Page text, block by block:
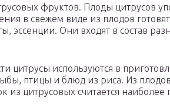
фруктов. Плоды цитрусов
в свежем виде из плодов
эссенции. Они входят в состав
цитрусы используются в
птицы и блюд из риса. Из
из цитрусовых считается